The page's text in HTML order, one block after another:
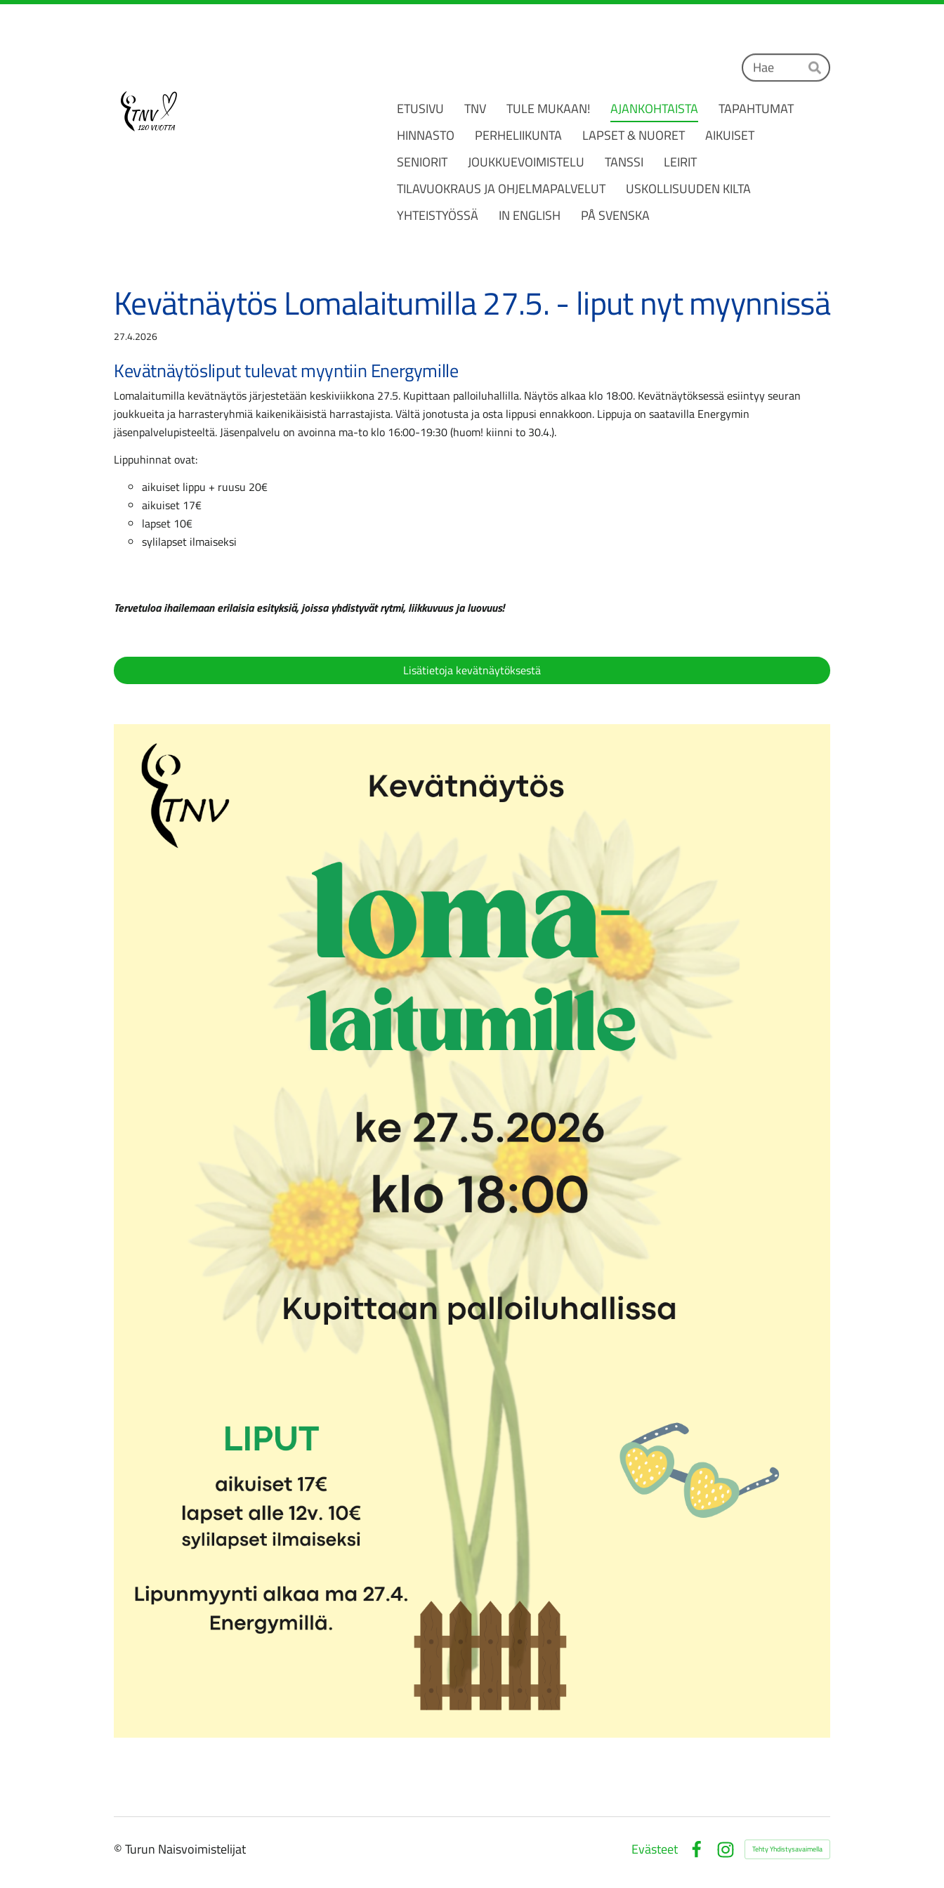
Haku
Hae
Sivuston etusivulle
ETUSIVU TNV TULE MUKAAN! AJANKOHTAISTA
TAPAHTUMAT
HINNASTO
PERHELIIKUNTA LAPSET & NUORET
AIKUISET
SENIORIT
JOUKKUEVOIMISTELU TANSSI
LEIRIT
TILAVUOKRAUS JA OHJELMAPALVELUT
USKOLLISUUDEN KILTA
YHTEISTYÖSSÄ
IN ENGLISH PÅ SVENSKA
Kevätnäytös Lomalaitumilla 27.5. - liput nyt myynnissä
27.4.2026
Kevätnäytösliput tulevat myyntiin Energymille
Lomalaitumilla kevätnäytös järjestetään keskiviikkona 27.5. Kupittaan palloiluhallilla. Näytös alkaa klo 18:00. Kevätnäytöksessä esiintyy seuran
joukkueita ja harrasteryhmiä kaikenikäisistä harrastajista. Vältä jonotusta ja osta lippusi ennakkoon. Lippuja on saatavilla Energymin
jäsenpalvelupisteeltä. Jäsenpalvelu on avoinna ma-to klo 16:00-19:30 (huom! kiinni to 30.4.).
Lippuhinnat ovat:
aikuiset lippu + ruusu 20€
aikuiset 17€
lapset 10€
sylilapset ilmaiseksi
Tervetuloa ihailemaan erilaisia esityksiä, joissa yhdistyvät rytmi, liikkuvuus ja luovuus!
Lisätietoja kevätnäytöksestä
©Turun Naisvoimistelijat Evästeet
FacebookInstagram
Tehty Yhdistysavaimella